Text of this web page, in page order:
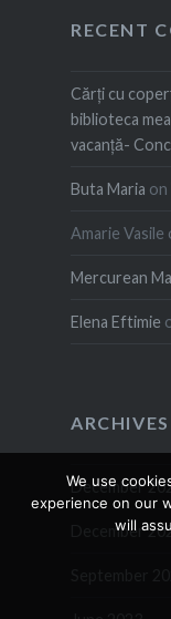
RECENT
Cărți cu
biblioteca
vacanță-
Buta Maria on
Amarie Vasile
Mercurean
Elena Eftimie
ARCHIVES
December
December
We use
experience on our
will